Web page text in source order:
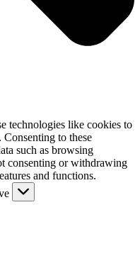
technologies like cookies to
to these
such as browsing
consenting or withdrawing
and functions.